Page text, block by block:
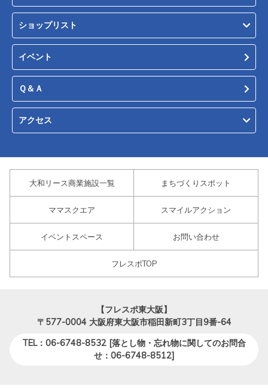
ショップリスト
イベント
Ｑ＆Ａ
アクセス
大和リース商業施設一覧 まちづくりスポット
ママスクエア スマイルアクション
イベントスペース お問い合わせ
フレスポTOP
【フレスポ東大阪】
〒577-0004 大阪府東大阪市稲田新町3丁目9番-64
TEL：06-6748-8532 [落とし物・忘れ物に関してのお問合
せ：06-6748-8512]